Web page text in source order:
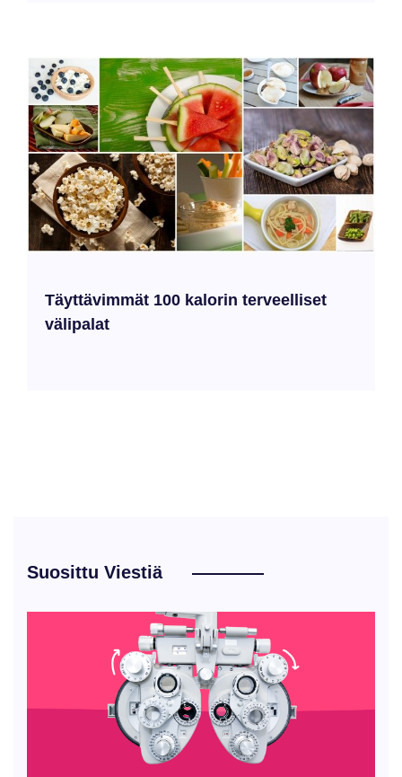
Täyttävimmät 100 kalorin terveelliset
välipalat
Suosittu Viestiä